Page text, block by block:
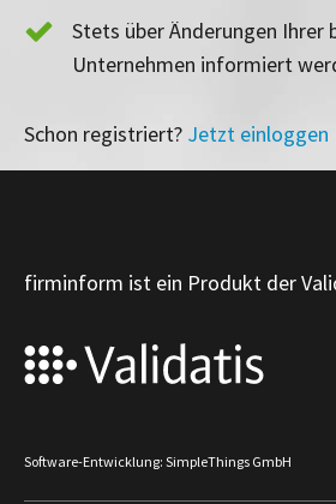
Stets über Änderungen Ihrer
Unternehmen informiert
Schon registriert? Jetzt einloggen
firminform ist ein Produkt der
Software-Entwicklung: SimpleThings GmbH